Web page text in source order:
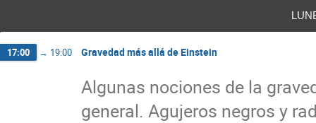
17:00 → 19:00 Gravedad más allá de Einstein
Algunas nociones de la
general. Agujeros negros y